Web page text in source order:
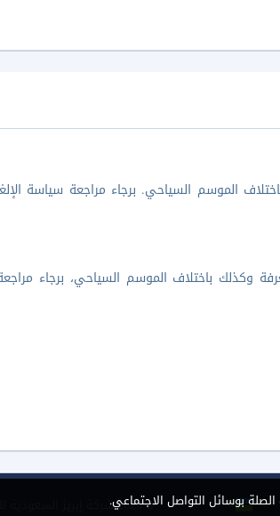
الموسم السياحي. برجاء مراجعة سياسة
وكذلك باختلاف الموسم السياحي، برجاء
©2026 شركة إبريز السعودية للخدمات الإلكترونية
بوسائل التواصل الاجتماعي.